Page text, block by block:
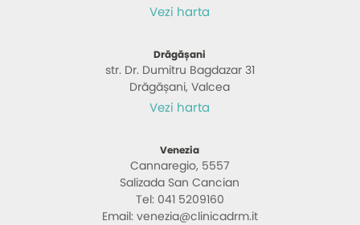
Vezi harta
Drăgășani
str. Dr. Dumitru Bagdazar 31
Drăgășani, Valcea
Vezi harta
Venezia
Cannaregio, 5557
Salizada San Cancian
Tel: 041 5209160
Email: venezia@clinicadrm.it